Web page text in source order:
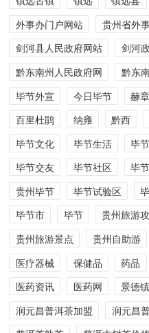
外事办门户网站
贵州省外
剑河县人民政府网站
剑河
黔东南州人民政府网
黔东
毕节外宣
今日毕节 赫章
百里杜鹃
纳雍 黔西
毕节文化
毕节生活 毕
毕节交友
毕节社区 毕
贵州毕节
毕节试验区
毕节市
毕节 贵州旅游
贵州旅游景点
贵州自助游
医疗器械
保健品 药品
医药资讯
医药网 景德
润元昌普洱茶加盟
润元昌